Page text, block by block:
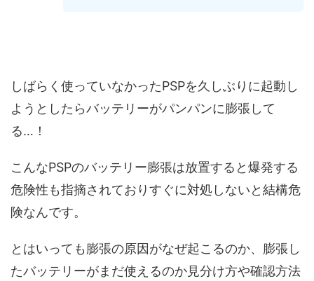
しばらく使っていなかったPSPを久しぶりに起動し
ようとしたらバッテリーがパンパンに膨張して
る…！
こんなPSPのバッテリー膨張は放置すると爆発する
危険性も指摘されておりすぐに対処しないと結構危
険なんです。
とはいっても膨張の原因がなぜ起こるのか、膨張し
たバッテリーがまだ使えるのか見分け方や確認方法